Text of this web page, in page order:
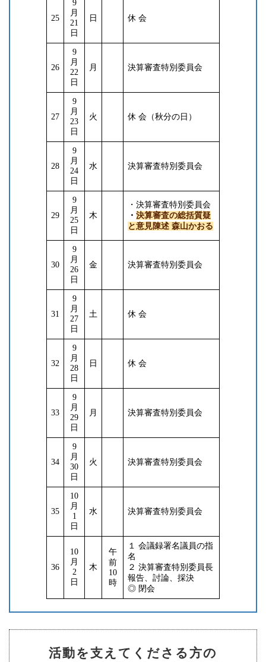
25
9
月
21
日
日 休 会
26
9
月
22
日
月 決算審査特別委員会
27
9
月
23
日
火 休 会（秋分の日）
28
9
月
24
日
水 決算審査特別委員会
29
9
月
25
日
木
・決算審査特別委員会
・ 決算審査の総括質疑
と意見陳述 森山かおる
30
9
月
26
日
金 決算審査特別委員会
31
9
月
27
日
土 休 会
32
9
月
28
日
日 休 会
33
9
月
29
日
月 決算審査特別委員会
34
9
月
30
日
火 決算審査特別委員会
35
10
月
1
日
水 決算審査特別委員会
36
10
月
2
日
木
午
前
10
時
１ 会議録署名議員の指
名
２ 決算審査特別委員長
報告、討論、採決
◎ 閉会
活動を支えてくださる方の